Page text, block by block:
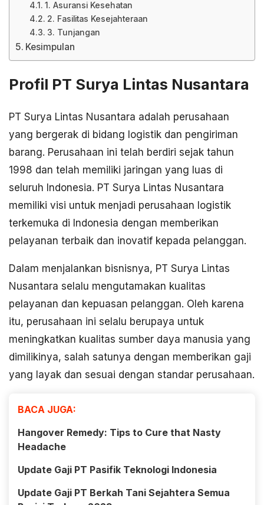
1. Asuransi Kesehatan
2. Fasilitas Kesejahteraan
3. Tunjangan
Kesimpulan
Profil PT Surya Lintas Nusantara
PT Surya Lintas Nusantara adalah perusahaan
yang bergerak di bidang logistik dan pengiriman
barang. Perusahaan ini telah berdiri sejak tahun
1998 dan telah memiliki jaringan yang luas di
seluruh Indonesia. PT Surya Lintas Nusantara
memiliki visi untuk menjadi perusahaan logistik
terkemuka di Indonesia dengan memberikan
pelayanan terbaik dan inovatif kepada pelanggan.
Dalam menjalankan bisnisnya, PT Surya Lintas
Nusantara selalu mengutamakan kualitas
pelayanan dan kepuasan pelanggan. Oleh karena
itu, perusahaan ini selalu berupaya untuk
meningkatkan kualitas sumber daya manusia yang
dimilikinya, salah satunya dengan memberikan gaji
yang layak dan sesuai dengan standar perusahaan.
BACA JUGA:
Hangover Remedy: Tips to Cure that Nasty
Headache
Update Gaji PT Pasifik Teknologi Indonesia
Update Gaji PT Berkah Tani Sejahtera Semua